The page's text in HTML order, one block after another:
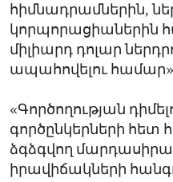
հիմնադրամներին,
կորպորացիաներին
միլիարդ դոլար
ապահովելու
«Գործողության
գործընկերների հետ
ձգձգվող
իրավիճակների